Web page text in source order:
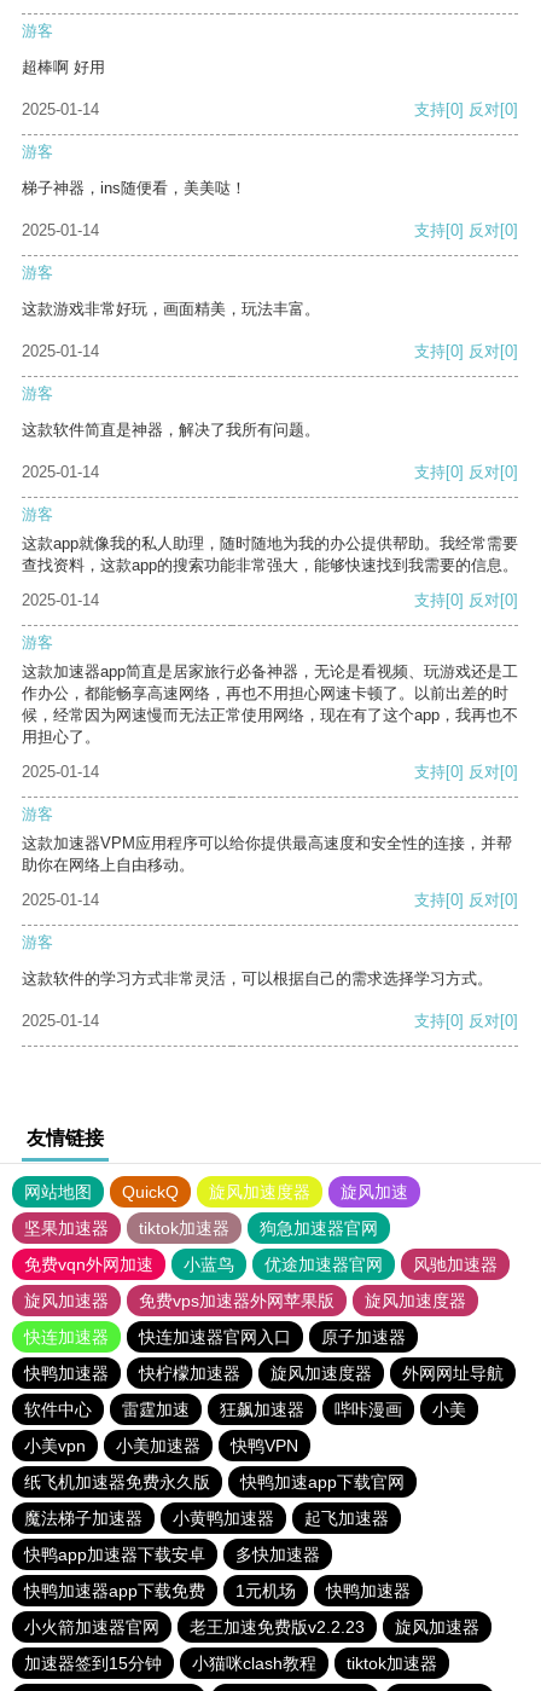
游客
超棒啊 好用
2025-01-14 支持[0] 反对[0]
游客
梯子神器，ins随便看，美美哒！
2025-01-14 支持[0] 反对[0]
游客
这款游戏非常好玩，画面精美，玩法丰富。
2025-01-14 支持[0] 反对[0]
游客
这款软件简直是神器，解决了我所有问题。
2025-01-14 支持[0] 反对[0]
游客
这款app就像我的私人助理，随时随地为我的办公提供帮助。我经常需要
查找资料，这款app的搜索功能非常强大，能够快速找到我需要的信息。
2025-01-14
支持[0] 反对[0]
游客
这款加速器app简直是居家旅行必备神器，无论是看视频、玩游戏还是工
作办公，都能畅享高速网络，再也不用担心网速卡顿了。以前出差的时
候，经常因为网速慢而无法正常使用网络，现在有了这个app，我再也不
用担心了。
2025-01-14
支持[0] 反对[0]
游客
这款加速器VPM应用程序可以给你提供最高速度和安全性的连接，并帮
助你在网络上自由移动。
2025-01-14
支持[0] 反对[0]
游客
这款软件的学习方式非常灵活，可以根据自己的需求选择学习方式。
2025-01-14 支持[0] 反对[0]
友情链接
网站地图 QuickQ 旋风加速度器
旋风加速
坚果加速器
tiktok加速器
狗急加速器官网
免费vqn外网加速
小蓝鸟 优途加速器官网
风驰加速器
旋风加速器
免费vps加速器外网苹果版
旋风加速度器
快连加速器
快连加速器官网入口
原子加速器
快鸭加速器
快柠檬加速器 旋风加速度器
外网网址导航
软件中心
雷霆加速 狂飙加速器 哔咔漫画
小美
小美vpn
小美加速器
快鸭VPN
纸飞机加速器免费永久版
快鸭加速app下载官网
魔法梯子加速器
小黄鸭加速器
起飞加速器
快鸭app加速器下载安卓
多快加速器
快鸭加速器app下载免费
1元机场
快鸭加速器
小火箭加速器官网
老王加速免费版v2.2.23
旋风加速器
加速器签到15分钟
小猫咪clash教程
tiktok加速器